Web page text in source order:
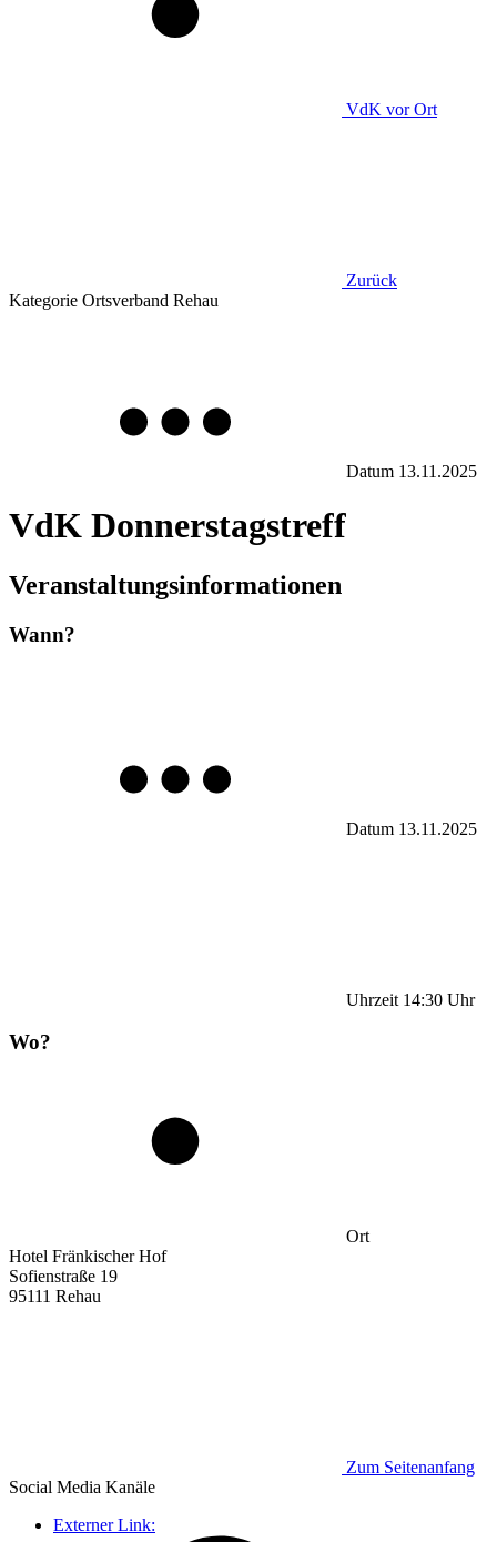
VdK vor Ort
Zurück
Kategorie Ortsverband Rehau
Datum 13.11.2025
VdK Donnerstagstreff
Veranstaltungsinformationen
Wann?
Datum 13.11.2025
Uhrzeit 14:30 Uhr
Wo?
Ort
Hotel Fränkischer Hof
Sofienstraße 19
95111 Rehau
Zum Seitenanfang
Social Media Kanäle
Externer Link: